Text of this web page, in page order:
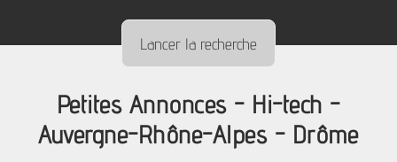
Petites Annonces - Hi-tech -
Auvergne-Rhône-Alpes - Drôme